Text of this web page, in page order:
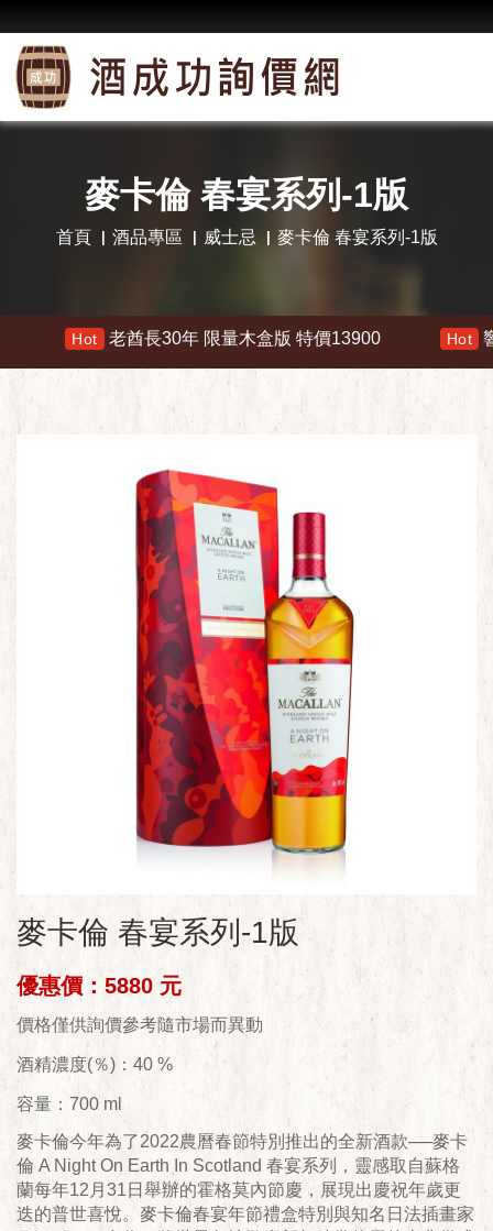
麥卡倫 春宴系列-1版
首頁 酒品專區 威士忌 麥卡倫 春宴系列-1版
老酋長30年 限量木盒版 特價13900 響 30年
麥卡倫 春宴系列-1版
優惠價：5880 元
價格僅供詢價參考隨市場而異動
酒精濃度(％)：40 %
容量：700 ml
麥卡倫今年為了2022農曆春節特別推出的全新酒款──麥卡
倫 A Night On Earth In Scotland 春宴系列，靈感取自蘇格
蘭每年12月31日舉辦的霍格莫內節慶，展現出慶祝年歲更
迭的普世喜悅。麥卡倫春宴年節禮盒特別與知名日法插畫家